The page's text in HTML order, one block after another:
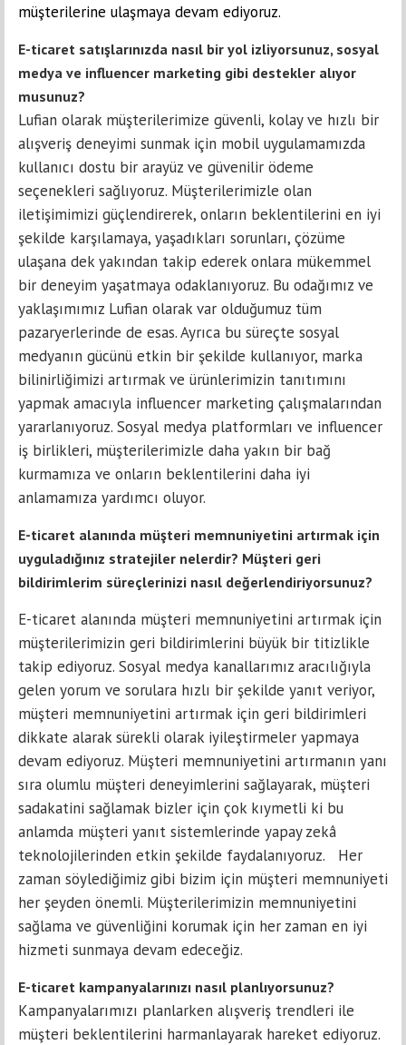
müşterilerine ulaşmaya devam ediyoruz.
E-ticaret satışlarınızda nasıl bir yol izliyorsunuz, sosyal
medya ve influencer marketing gibi destekler alıyor
musunuz?
Lufian olarak müşterilerimize güvenli, kolay ve hızlı bir
alışveriş deneyimi sunmak için mobil uygulamamızda
kullanıcı dostu bir arayüz ve güvenilir ödeme
seçenekleri sağlıyoruz. Müşterilerimizle olan
iletişimimizi güçlendirerek, onların beklentilerini en iyi
şekilde karşılamaya, yaşadıkları sorunları, çözüme
ulaşana dek yakından takip ederek onlara mükemmel
bir deneyim yaşatmaya odaklanıyoruz. Bu odağımız ve
yaklaşımımız Lufian olarak var olduğumuz tüm
pazaryerlerinde de esas. Ayrıca bu süreçte sosyal
medyanın gücünü etkin bir şekilde kullanıyor, marka
bilinirliğimizi artırmak ve ürünlerimizin tanıtımını
yapmak amacıyla influencer marketing çalışmalarından
yararlanıyoruz. Sosyal medya platformları ve influencer
iş birlikleri, müşterilerimizle daha yakın bir bağ
kurmamıza ve onların beklentilerini daha iyi
anlamamıza yardımcı oluyor.
E-ticaret alanında müşteri memnuniyetini artırmak için
uyguladığınız stratejiler nelerdir? Müşteri geri
bildirimlerim süreçlerinizi nasıl değerlendiriyorsunuz?
E-ticaret alanında müşteri memnuniyetini artırmak için
müşterilerimizin geri bildirimlerini büyük bir titizlikle
takip ediyoruz. Sosyal medya kanallarımız aracılığıyla
gelen yorum ve sorulara hızlı bir şekilde yanıt veriyor,
müşteri memnuniyetini artırmak için geri bildirimleri
dikkate alarak sürekli olarak iyileştirmeler yapmaya
devam ediyoruz. Müşteri memnuniyetini artırmanın yanı
sıra olumlu müşteri deneyimlerini sağlayarak, müşteri
sadakatini sağlamak bizler için çok kıymetli ki bu
anlamda müşteri yanıt sistemlerinde yapay zekâ
teknolojilerinden etkin şekilde faydalanıyoruz. Her
zaman söylediğimiz gibi bizim için müşteri memnuniyeti
her şeyden önemli. Müşterilerimizin memnuniyetini
sağlama ve güvenliğini korumak için her zaman en iyi
hizmeti sunmaya devam edeceğiz.
E-ticaret kampanyalarınızı nasıl planlıyorsunuz?
Kampanyalarımızı planlarken alışveriş trendleri ile
müşteri beklentilerini harmanlayarak hareket ediyoruz.